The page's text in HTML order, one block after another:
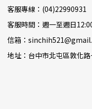
客服專線：(04)22990931
客服時間：週一至週日
信箱：
地址：台中市北屯區敦化